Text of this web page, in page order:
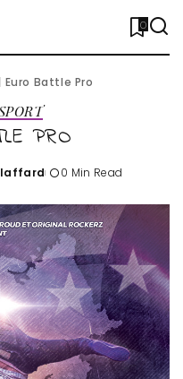
0
Euro Battle Pro
PRO
0 Min Read